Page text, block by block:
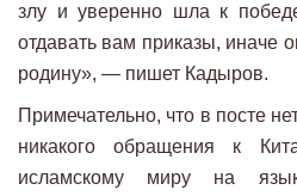
злу и уверенно шла к
отдавать вам приказы, иначе
родину», — пишет Кадыров.
Примечательно, что в посте
никакого обращения к
исламскому миру на